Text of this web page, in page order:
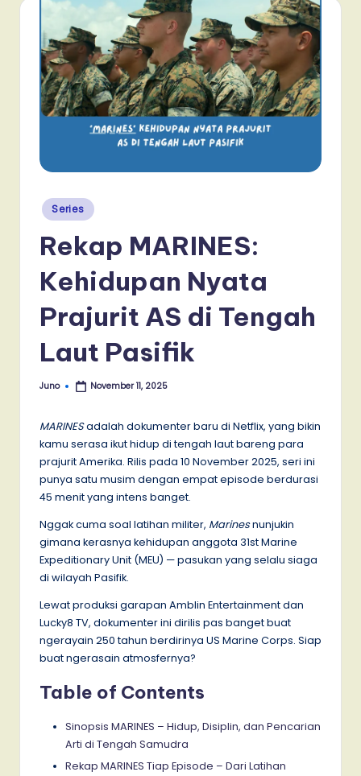
Posted
in
Series
Rekap MARINES:
Kehidupan Nyata
Prajurit AS di Tengah
Laut Pasifik
Posted
Juno November 11, 2025
MARINESadalah dokumenter baru di Netflix, yang bikin
kamu serasa ikut hidup di tengah laut bareng para
prajurit Amerika. Rilis pada 10 November 2025, seri ini
punya satu musim dengan empat episode berdurasi
45 menit yang intens banget.
Nggak cuma soal latihan militer, Marinesnunjukin
gimana kerasnya kehidupan anggota 31st Marine
Expeditionary Unit (MEU) — pasukan yang selalu siaga
di wilayah Pasifik.
Lewat produksi garapan Amblin Entertainment dan
Lucky8 TV, dokumenter ini dirilis pas banget buat
ngerayain 250 tahun berdirinya US Marine Corps. Siap
buat ngerasain atmosfernya?
Table of Contents
Sinopsis MARINES – Hidup, Disiplin, dan Pencarian
Arti di Tengah Samudra
Rekap MARINES Tiap Episode – Dari Latihan